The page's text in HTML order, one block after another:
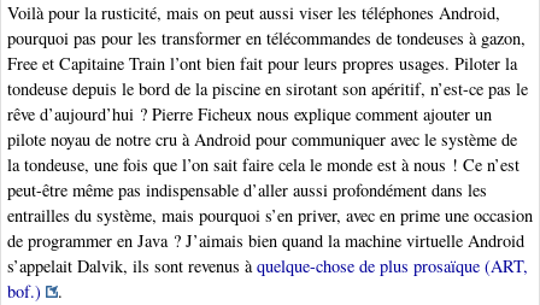
Voilà pour la rusticité, mais on peut aussi viser les téléphones Android,
pourquoi pas pour les transformer en télécommandes de tondeuses à gazon,
Free et Capitaine Train l’ont bien fait pour leurs propres usages. Piloter la
tondeuse depuis le bord de la piscine en sirotant son apéritif, n’est-ce pas le
rêve d’aujourd’hui ? Pierre Ficheux nous explique comment ajouter un
pilote noyau de notre cru à Android pour communiquer avec le système de
la tondeuse, une fois que l’on sait faire cela le monde est à nous ! Ce n’est
peut-être même pas indispensable d’aller aussi profondément dans les
entrailles du système, mais pourquoi s’en priver, avec en prime une occasion
de programmer en Java ? J’aimais bien quand la machine virtuelle Android
s’appelait Dalvik, ils sont revenus àquelque-chose de plus prosaïque (ART,
bof.)
.